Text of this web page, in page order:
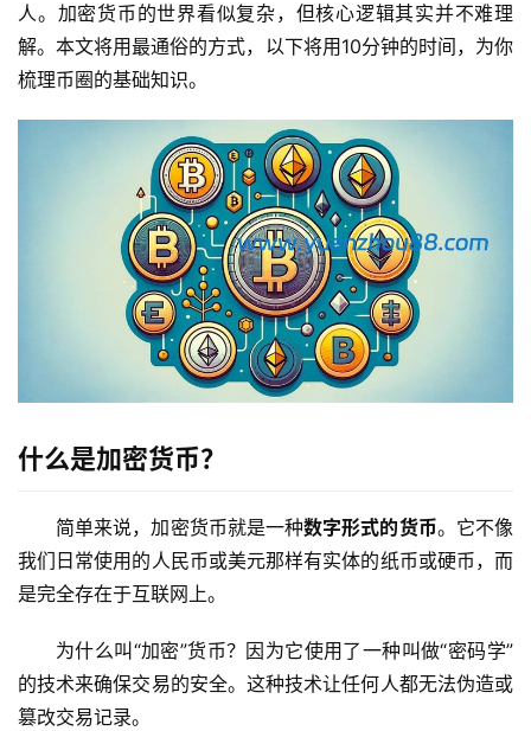
人。加密货币的世界看似复杂，但核心逻辑其实并不难理
解。本文将用最通俗的方式，以下将用10分钟的时间，为你
梳理币圈的基础知识。
什么是加密货币？
简单来说，加密货币就是一种数字形式的货币。它不像
我们日常使用的人民币或美元那样有实体的纸币或硬币，而
是完全存在于互联网上。
为什么叫“加密”货币？因为它使用了一种叫做“密码学”
的技术来确保交易的安全。这种技术让任何人都无法伪造或
篡改交易记录。